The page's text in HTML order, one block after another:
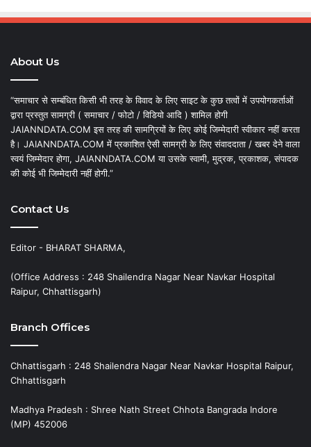
About Us
“समाचार से सम्बंधित किसी भी तरह के विवाद के लिए साइट के कुछ तत्वों में उपयोगकर्ताओं
द्वारा प्रस्तुत सामग्री ( समाचार / फोटो / विडियो आदि ) शामिल होगी
JAIANNDATA.COM इस तरह की सामग्रियों के लिए कोई जिम्मेदारी स्वीकार नहीं करता
है। JAIANNDATA.COM में प्रकाशित ऐसी सामग्री के लिए संवाददाता / खबर देने वाला
स्वयं जिम्मेदार होगा, JAIANNDATA.COM या उसके स्वामी, मुद्रक, प्रकाशक, संपादक
की कोई भी जिम्मेदारी नहीं होगी.”
Contact Us
Editor - BHARAT SHARMA,
(Office Address : 248 Shailendra Nagar Near Navkar Hospital
Raipur, Chhattisgarh)
Branch Offices
Chhattisgarh : 248 Shailendra Nagar Near Navkar Hospital Raipur,
Chhattisgarh
Madhya Pradesh : Shree Nath Street Chhota Bangrada Indore
(MP) 452006